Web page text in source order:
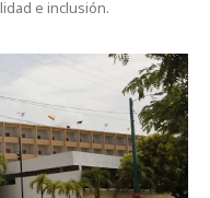
e inclusión.